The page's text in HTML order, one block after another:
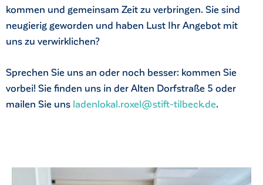
kommen und gemeinsam Zeit zu verbringen. Sie sind
neugierig geworden und haben Lust Ihr Angebot mit
uns zu verwirklichen?
Sprechen Sie uns an oder noch besser: kommen Sie
vorbei! Sie finden uns in der Alten Dorfstraße 5 oder
mailen Sie uns ladenlokal.roxel@stift-tilbeck.de.